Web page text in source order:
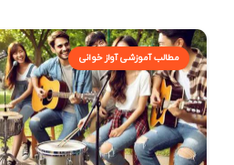
مطالب آموزشی آواز خوانی